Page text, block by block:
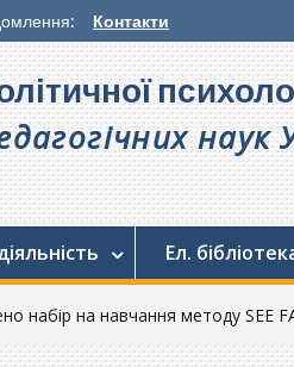
Контакти
наук
Ел.
набір на навчання методу SEE